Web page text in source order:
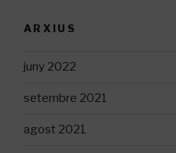
ARXIUS
juny 2022
setembre 2021
agost 2021